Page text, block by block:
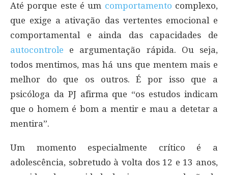
Até porque este é um comportamento complexo,
que exige a ativação das vertentes emocional e
comportamental e ainda das capacidades de
autocontrole e argumentação rápida. Ou seja,
todos mentimos, mas há uns que mentem mais e
melhor do que os outros. É por isso que a
psicóloga da PJ afirma que “os estudos indicam
que o homem é bom a mentir e mau a detetar a
mentira”.
Um momento especialmente crítico é a
adolescência, sobretudo à volta dos 12 e 13 anos,